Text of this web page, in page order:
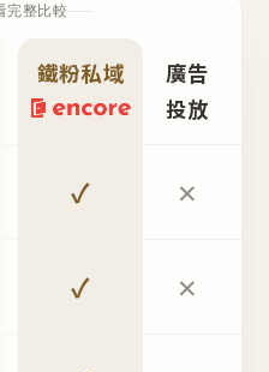
完整比較
鐵粉私域
廣告
投放
✓ ✕
✓ ✕